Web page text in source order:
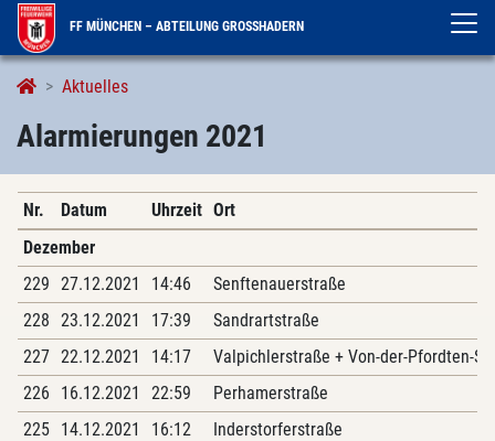
FF MÜNCHEN – ABTEILUNG GROSSHADERN
Aktuelles
Alarmierungen
Alarmierungen 2021
Nr. Datum Uhrzeit Ort
Dezember
229 27.12.2021 14:46
Senftenauerstraße
228 23.12.2021 17:39
Sandrartstraße
227 22.12.2021 14:17
Valpichlerstraße + Von-der-Pfordten-
226
16.12.2021 22:59
Perhamerstraße
225 14.12.2021 16:12
Inderstorferstraße